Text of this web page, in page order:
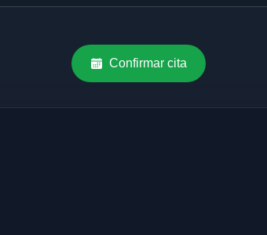
Confirmar cita